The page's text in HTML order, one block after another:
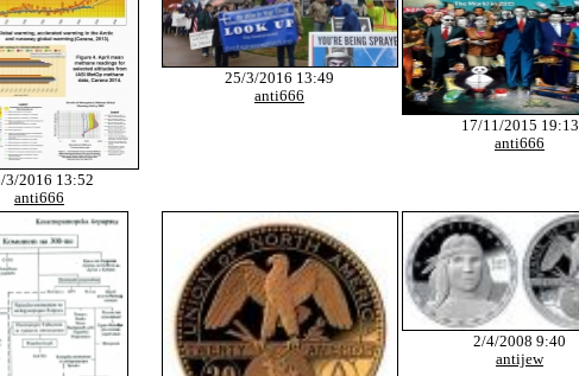
3/2016 13:52
anti666
25/3/2016 13:49
anti666
17/11/2015 19:13
anti666
2/4/2008 9:40
antijew